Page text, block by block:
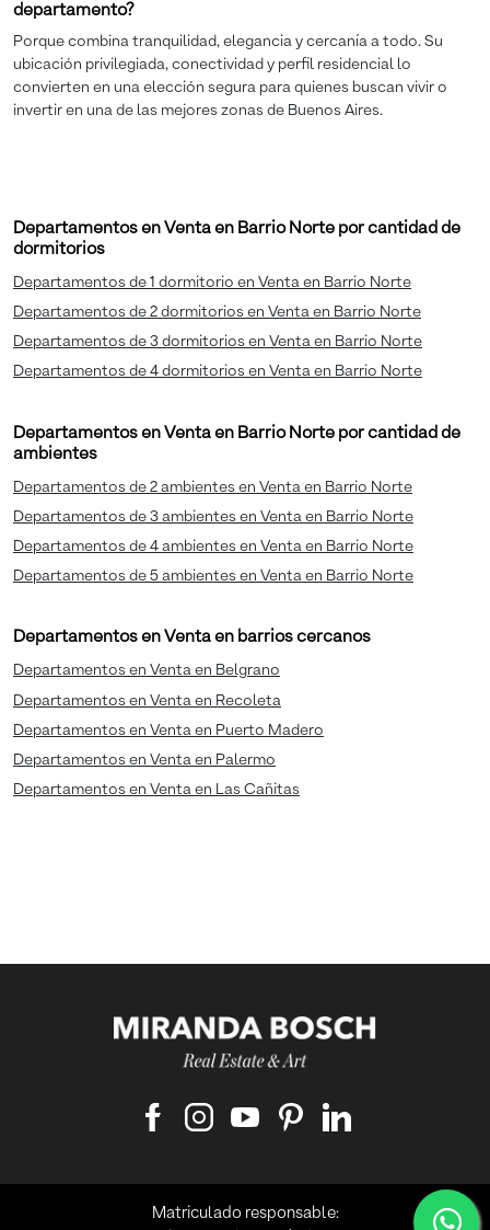
departamento?
Porque combina tranquilidad, elegancia y cercanía a todo. Su
ubicación privilegiada, conectividad y perfil residencial lo
convierten en una elección segura para quienes buscan vivir o
invertir en una de las mejores zonas de Buenos Aires.
Departamentos en Venta en Barrio Norte por cantidad de
dormitorios
Departamentos de 1 dormitorio en Venta en Barrio Norte
Departamentos de 2 dormitorios en Venta en Barrio Norte
Departamentos de 3 dormitorios en Venta en Barrio Norte
Departamentos de 4 dormitorios en Venta en Barrio Norte
Departamentos en Venta en Barrio Norte por cantidad de
ambientes
Departamentos de 2 ambientes en Venta en Barrio Norte
Departamentos de 3 ambientes en Venta en Barrio Norte
Departamentos de 4 ambientes en Venta en Barrio Norte
Departamentos de 5 ambientes en Venta en Barrio Norte
Departamentos en Venta en barrios cercanos
Departamentos en Venta en Belgrano
Departamentos en Venta en Recoleta
Departamentos en Venta en Puerto Madero
Departamentos en Venta en Palermo
Departamentos en Venta en Las Cañitas
Matriculado responsable: